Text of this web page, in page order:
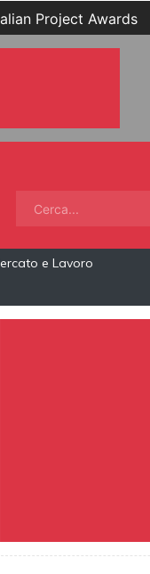
Project Awards
e Lavoro